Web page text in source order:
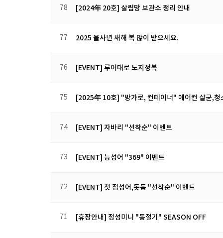
78 [2024年 20호] 살림망 보관소 정리 안내
77 2025 을사년 새해 복 많이 받으세요.
76 [EVENT] 루어대로 노지정복
75 [2025年 10호] "방가로, 컨테이너" 에어컨 살균,청
74 [EVENT] 자바리 "선착순" 이벤트
73 [EVENT] 능성어 "369" 이벤트
72 [EVENT] 첫 점성어,돗돔 "선착순" 이벤트
71 [휴장안내] 정성미니 "동절기" SEASON OFF